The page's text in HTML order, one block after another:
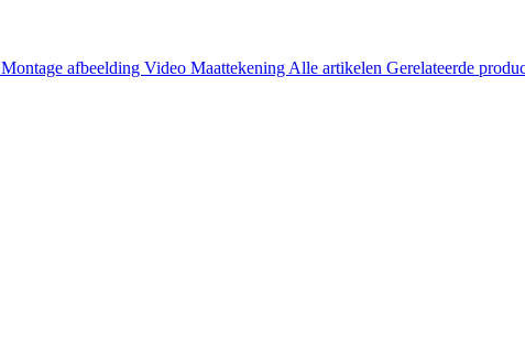
Montage afbeelding Video MaattekeningAlle artikelen Gerelateerde